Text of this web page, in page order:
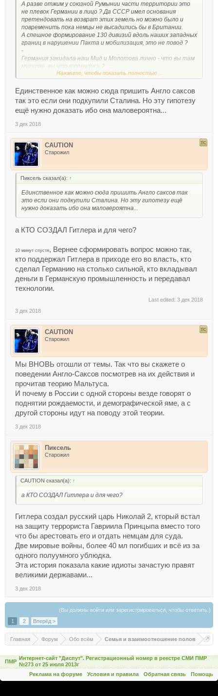
А разве отжим у союзной Румынии части территории это
не плевок Германии в лицо ? Да СССР имел основания
претендовать на возврат этих земель но можно было и
повременить пока немцы не высадились бы в Британии.
А спешное формирование 130 дивизий вдоль наших западных
границ в нарушении Пакта и мобилизация, это не повод ?
-
Германия закидала наш Мид и Молотова лично - что вы там
мутите, вы что тронулись ? .....
А вызовы в начале мая Молотова в Берлин для дачи
И где тут Англо_ саксы ?
Нажмите, чтобы показать полностью ...
Единственное как можно сюда пришить Англо саксов
так это если они подкупили Сталина. Но эту гипотезу
ещё нужно доказать ибо она маловероятна...
3 дек 2018
CAUTION
Старожил
Пиксель сказал(а): ↑
Единственное как можно сюда пришить Англо саксов так
это если они подкупили Сталина. Но эту гипотезу ещё
нужно доказать ибо она маловероятна...
а КТО СОЗДАЛ Гитлера и для чего?
10 минут спустя, Вернее сформировать вопрос можно так,
кто поддержал Гитлера в приходе его во власть, кто
сделал Германию на столько сильной, кто вкладывал
деньги в Германскую промышленность и передавал
технологии.
Last edited: 3 дек 2018
3 дек 2018
CAUTION
Старожил
Мы ВНОВЬ отошли от темы. Так что вы скажете о
поведении Англо-Саксов посмотрев на их действия и
прочитав теорию Мальтуса.
И почему в России с одной стороны везде говорят о
поднятии рождаемости, и демографической яме, а с
другой стороны идут на поводу этой теории.
3 дек 2018
Пиксель
Старожил
CAUTION сказал(а): ↑
а КТО СОЗДАЛ Гитлера и для чего?
Гитлера создал русский царь Николай 2, кторый встал
на защиту террориста Гавриила Принцыпа вместо того
что бы арестовать его и отдать немцам для суда.
Две мировые войны, более 40 мл погибших и всё из за
одного полуумного ублюдка.
Эта история показала какие идиоты зачастую правят
великими державами...
3 дек 2018
(Вы должны войти или зарегистрироваться, чтобы ответить.)
1
2 Вперёд >
Главная Форум Обо всём Семья и взаимоотношение полов
ПМР
Интернет-сайт "Диспут". Регистрационный номер в реестре СМИ ПМР
№273 от 25 июля 2013г
Реклама на форуме
Условия и правила Обратная связь Помощь